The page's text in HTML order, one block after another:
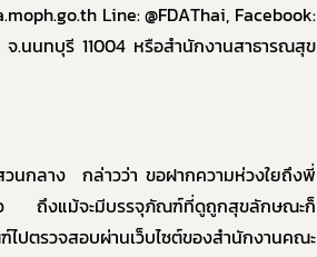
Line: @FDAThai, Facebook:
.นนทบุรี 11004 หรือสำนักงานสาธารณสุข
นกลาง
กล่าวว่า ขอฝากความห่วงใยถึงพี่
าว ถึงแม้จะมีบรรจุภัณฑ์ที่ดูถูกสุขลักษณะก็
ปตรวจสอบผ่านเว็บไซต์ของสำนักงานคณะ